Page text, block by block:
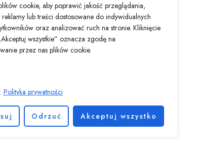
cookie, aby poprawić jakość przeglądania,
lub treści dostosowane do indywidualnych
oraz analizować ruch na stronie. Kliknięcie
wszystkie” oznacza zgodę na
przez nas plików cookie.
Polityka prywatności
Odrzuć Akceptuj wszystko
oferując szeroki zakres usług, od unikalnych
przedmiotom osobisty charakter i wyróżnić się
wytrzymałość i ostrość każdego nadruku.
w nadzwyczajne.
marki Kontakt